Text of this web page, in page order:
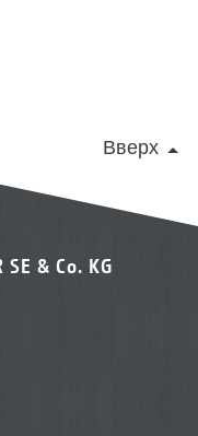
Вверх
SE & Co. KG